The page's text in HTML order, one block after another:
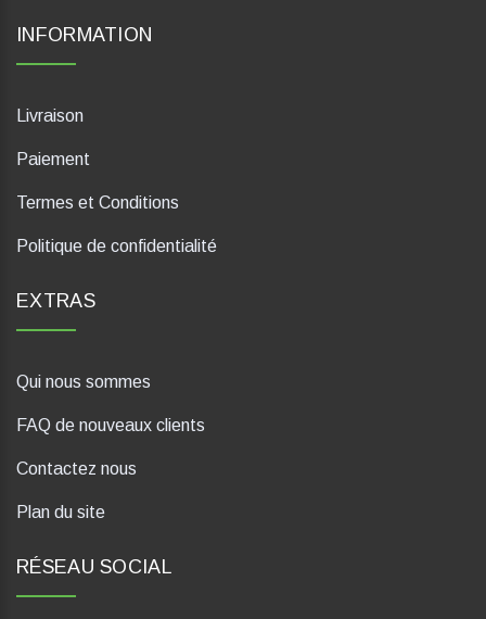
INFORMATION
Livraison
Paiement
Termes et Conditions
Politique de confidentialité
EXTRAS
Qui nous sommes
FAQ de nouveaux clients
Contactez nous
Plan du site
RÉSEAU SOCIAL